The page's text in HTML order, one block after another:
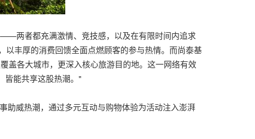
两者都充满激情、竞技感，以及在有限时间内追求
丰厚的消费回馈全面点燃顾客的参与热情。而尚泰基
盖各大城市，更深入核心旅游目的地。这一网络有效
皆能共享这股热潮。"
助威热潮，通过多元互动与购物体验为活动注入澎湃